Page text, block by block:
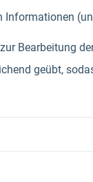
Informationen
Bearbeitung
geübt,